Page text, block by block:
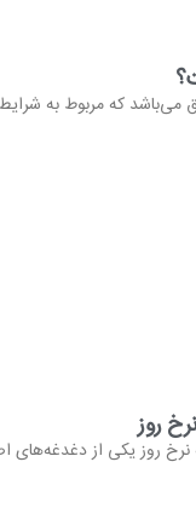
می‌باشد که مربوط به
روز
نرخ روز یکی از دغدغه‌های